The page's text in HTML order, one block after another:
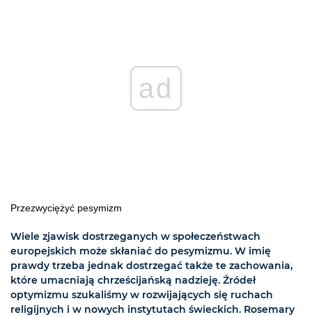
ad
Przezwyciężyć pesymizm
Wiele zjawisk dostrzeganych w społeczeństwach
europejskich może skłaniać do pesymizmu. W imię
prawdy trzeba jednak dostrzegać także te zachowania,
które umacniają chrześcijańską nadzieję. Źródeł
optymizmu szukaliśmy w rozwijających się ruchach
religijnych i w nowych instytutach świeckich. Rosemary